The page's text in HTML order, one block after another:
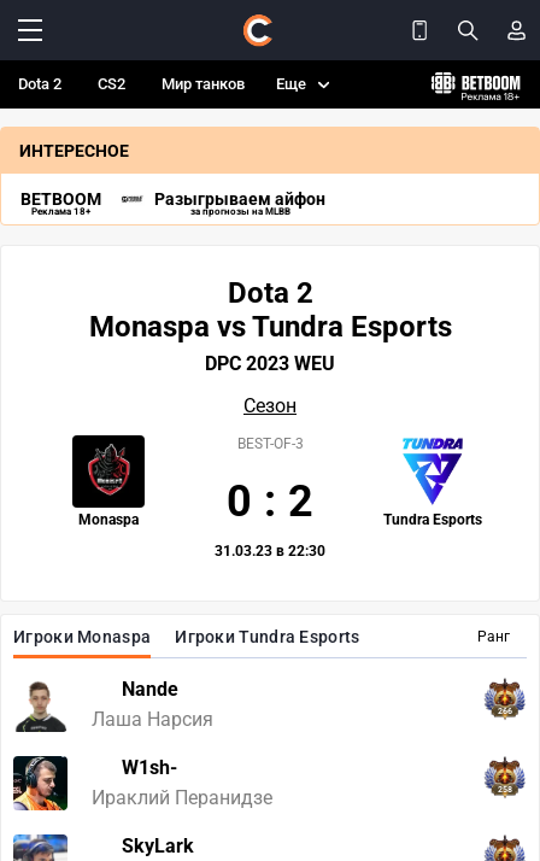
Dota 2 CS2 Мир танков Еще
ИНТЕРЕСНОЕ
BETBOOM
Реклама 18+
Разыгрываем айфон
за прогнозы на MLBB
Ранг
Игроки Monaspa Игроки Tundra Esports
Nande
Лаша Нарсия
266
W1sh-
Ираклий Перанидзе
258
SkyLark
Dota 2
Monaspa vs Tundra Esports
DPC 2023 WEU
Сезон
Monaspa Tundra Esports
BEST-OF-3
0 : 2
31.03.23 в 22:30